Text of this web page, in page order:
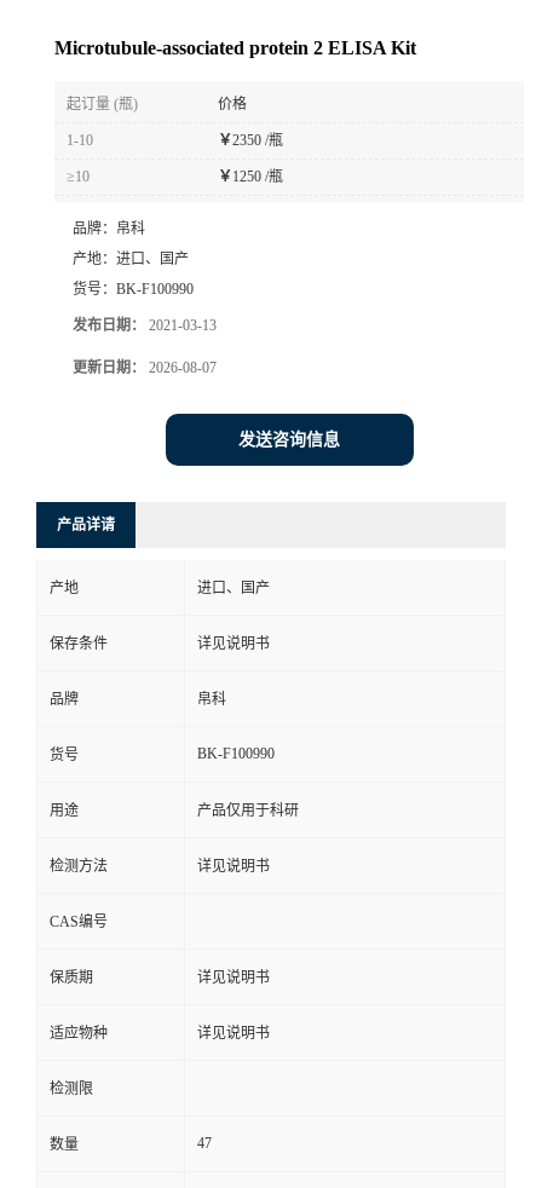
Microtubule-associated protein 2 ELISA Kit
起订量 (瓶) 价格
1-10 ￥2350 /瓶
≥10 ￥ 1250 /瓶
品牌： 帛科
产地： 进口、国产
货号： BK-F100990
发布日期： 2021-03-13
更新日期： 2026-08-07
发送咨询信息
产品详请
产地 进口、国产
保存条件 详见说明书
品牌 帛科
货号 BK-F100990
用途 产品仅用于科研
检测方法 详见说明书
CAS编号
保质期 详见说明书
适应物种 详见说明书
检测限
数量 47